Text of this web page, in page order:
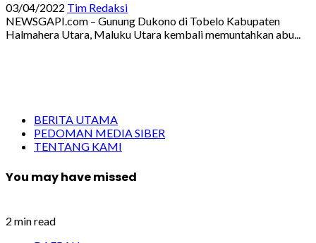
03/04/2022 Tim Redaksi
NEWSGAPI.com – Gunung Dukono di Tobelo Kabupaten
Halmahera Utara, Maluku Utara kembali memuntahkan abu...
BERITA UTAMA
PEDOMAN MEDIA SIBER
TENTANG KAMI
You may have missed
2 min read